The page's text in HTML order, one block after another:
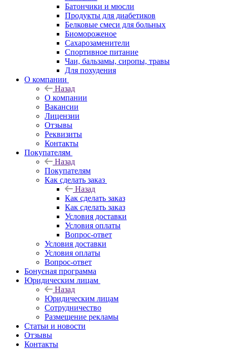
Батончики и мюсли
Продукты для диабетиков
Белковые смеси для больных
Биомороженое
Сахарозаменители
Спортивное питание
Чаи, бальзамы, сиропы, травы
Для похудения
О компании
Назад
О компании
Вакансии
Лицензии
Отзывы
Реквизиты
Контакты
Покупателям
Назад
Покупателям
Как сделать заказ
Назад
Как сделать заказ
Как сделать заказ
Условия доставки
Условия оплаты
Вопрос-ответ
Условия доставки
Условия оплаты
Вопрос-ответ
Бонусная программа
Юридическим лицам
Назад
Юридическим лицам
Сотрудничество
Размещение рекламы
Статьи и новости
Отзывы
Контакты